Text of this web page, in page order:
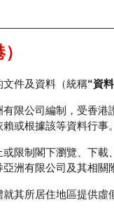
品 輪證市場統計
件及資料（統稱“資
限公司編制，受香
或根據該等資料行
限制閣下瀏覽、下
洲有限公司及其相關
其所居住地區提供
儀
較